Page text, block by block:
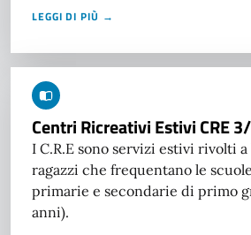
LEGGI DI PIÙ →
Centri Ricreativi Estivi CRE
I C.R.E sono servizi estivi rivolti
ragazzi che frequentano le
primarie e secondarie di primo
anni).